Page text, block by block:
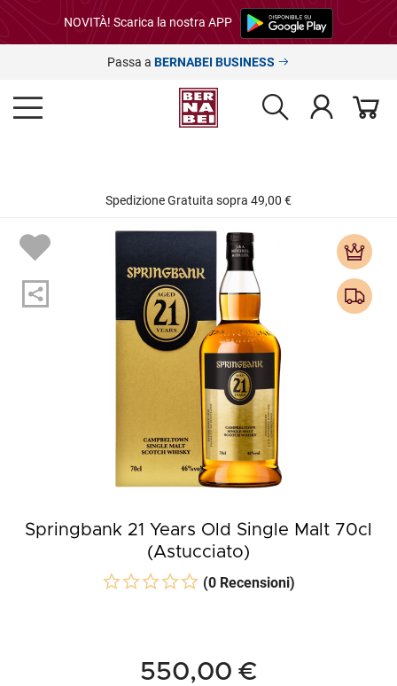
NOVITÀ! Scarica la nostra APP
Passa a BERNABEI BUSINESS
Spedizione Gratuita sopra 49,00 €
Springbank 21 Years Old Single Malt 70cl
(Astucciato)
(0 Recensioni)
550,00 €